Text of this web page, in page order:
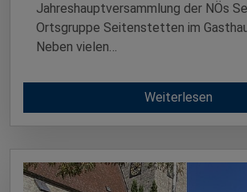
Jahreshauptversammlung der NÖs
Ortsgruppe Seitenstetten im
Neben vielen…
Weiterlesen